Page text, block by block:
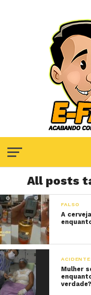
All posts
FALSO
A
Mulher
verdade?